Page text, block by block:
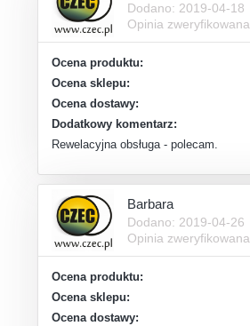
Dodano: 2019-04-18
Opinia zweryfikowana
Ocena produktu:
Ocena sklepu:
Ocena dostawy:
Dodatkowy komentarz:
Rewelacyjna obsługa - polecam.
Barbara
Dodano: 2019-04-26
Opinia zweryfikowana
Ocena produktu:
Ocena sklepu:
Ocena dostawy: